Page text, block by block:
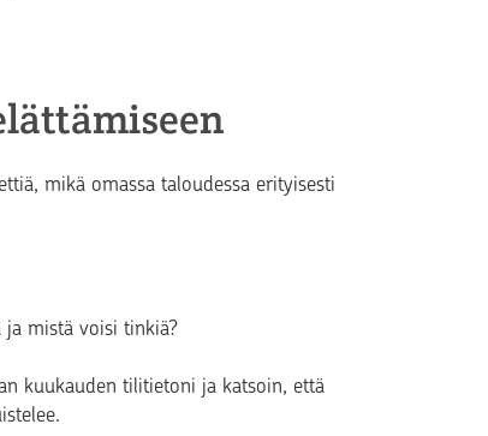
mikä omassa taloudessa erityisesti
mistä voisi tinkiä?
kuukauden tilitietoni ja katsoin, että